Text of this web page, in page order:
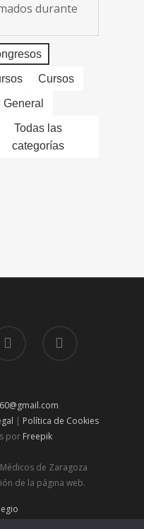
durante
Cursos
General
Todas las
categorías
| Política de Cookies
por Freepik
de Zaragoza
de la página web.